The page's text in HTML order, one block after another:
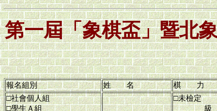
第一屆「象棋盃」暨北
報名組別 姓 名
棋 力
□社會個人組
□學生Ａ組
□未檢定
級